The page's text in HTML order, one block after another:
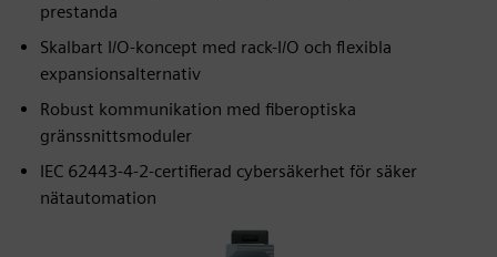
prestanda
Skalbart I/O-koncept med rack-I/O och flexibla
expansionsalternativ
Robust kommunikation med fiberoptiska
gränssnittsmoduler
IEC 62443‑4-2-certifierad cybersäkerhet för säker
nätautomation